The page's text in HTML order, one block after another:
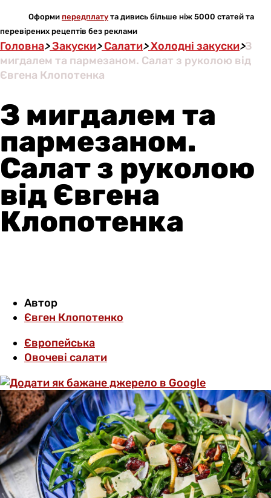
Оформи передплату та дивись більше ніж 5000 статей та
перевірених рецептів без реклами
Головна>Закуски>Салати>Холодні закуски>З
мигдалем та пармезаном. Салат з руколою від
Євгена Клопотенка
З мигдалем та
пармезаном.
Салат з руколою
від Євгена
Клопотенка
Автор
Євген Клопотенко
Європейська
Овочеві салати